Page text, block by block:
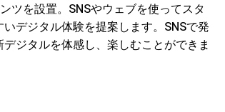
ツを設置。SNSやウェブを使ってスタ
デジタル体験を提案します。SNSで発
ジタルを体感し、楽しむことができま